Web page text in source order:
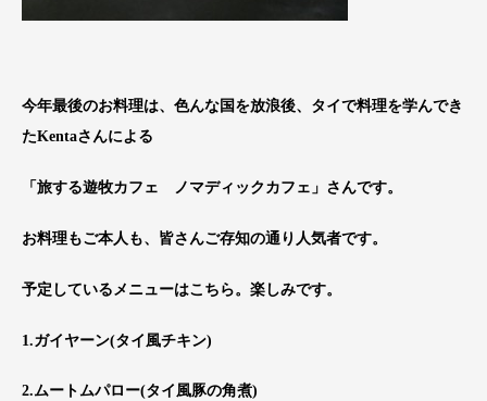
今年最後のお料理は、色んな国を放浪後、タイで料理を学んでき
たKentaさんによる
「旅する遊牧カフェ ノマディックカフェ」さんです。
お料理もご本人も、皆さんご存知の通り人気者です。
予定しているメニューはこちら。楽しみです。
1.ガイヤーン(タイ風チキン)
2.ムートムパロー(タイ風豚の角煮)